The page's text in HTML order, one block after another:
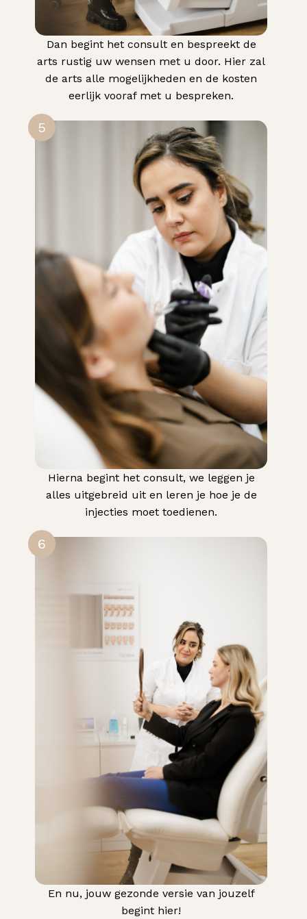
Dan begint het consult en bespreekt de
arts rustig uw wensen met u door. Hier zal
de arts alle mogelijkheden en de kosten
eerlijk vooraf met u bespreken.
5
Hierna begint het consult, we leggen je
alles uitgebreid uit en leren je hoe je de
injecties moet toedienen.
6
En nu, jouw gezonde versie van jouzelf
begint hier!